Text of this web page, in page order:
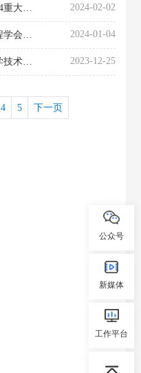
中国振动工程学会关于征集2024重大科学问题、工程技术难和产业技术问题的通知 2024-02-02
关于公布2023年度中国振动工程学会科学技术奖获奖项目的通知 2024-01-04
2023年度中国振动工程学会科学技术奖评审结果公示 2023-12-25
4 5 下一页
公众号
新媒体
工作平台